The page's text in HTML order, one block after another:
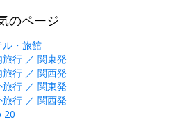
のページ
ル・旅館
旅行 ／ 関東発
旅行 ／ 関西発
旅行 ／ 関東発
旅行 ／ 関西発
20